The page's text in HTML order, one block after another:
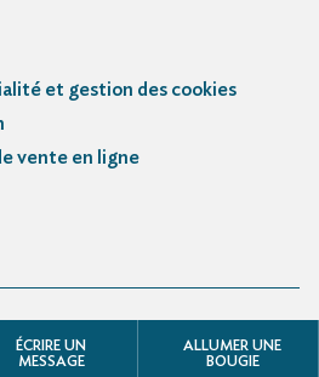
ÉCRIRE UN
MESSAGE
ALLUMER UNE
BOUGIE
et gestion des cookies
vente en ligne
de décès et obsèques - 3.3.5